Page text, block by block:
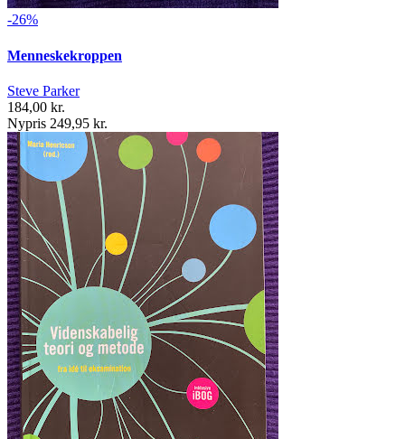
-26%
Menneskekroppen
Steve Parker
184,00 kr.
Nypris 249,95 kr.